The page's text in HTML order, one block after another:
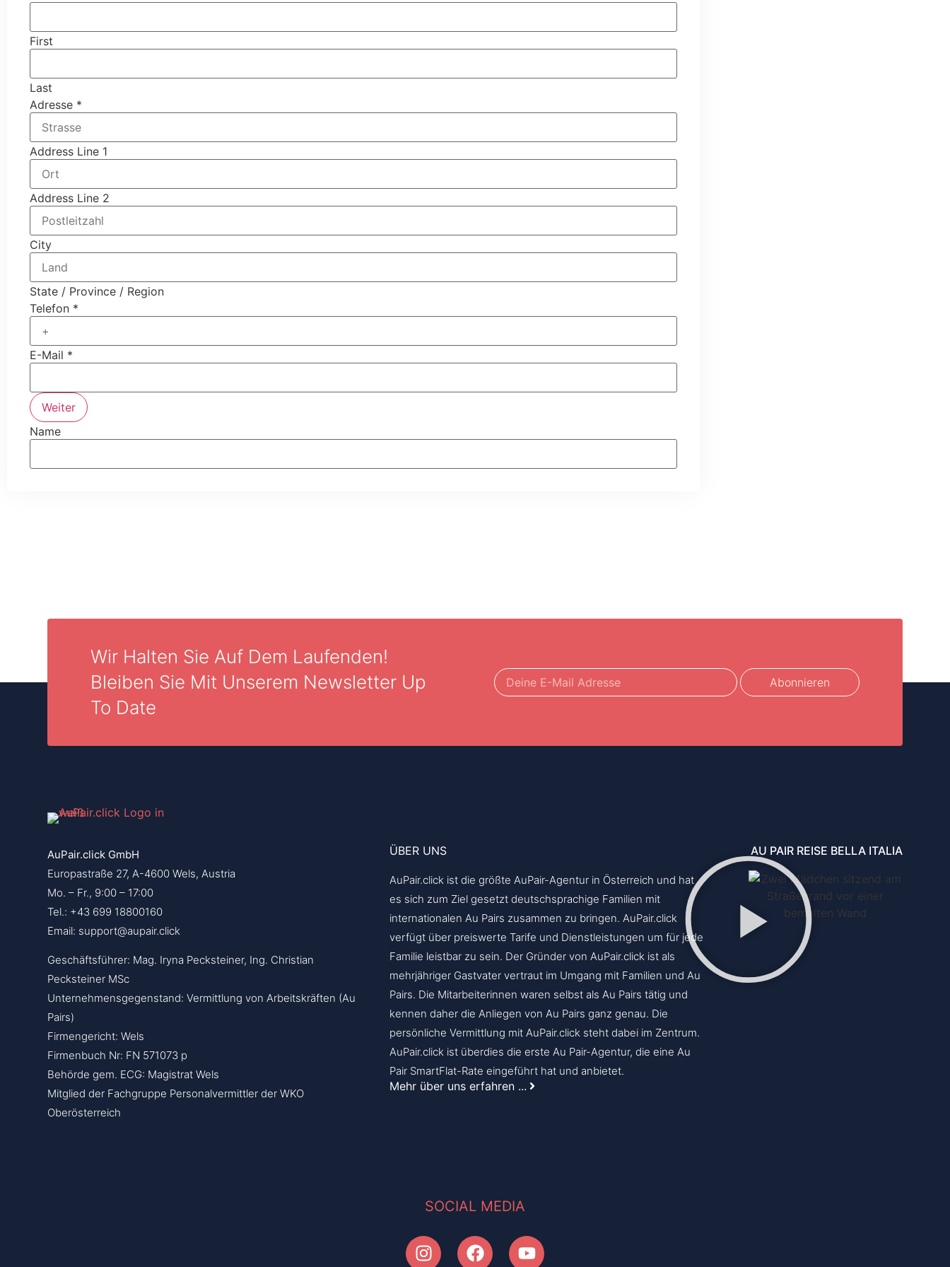
First
Last
Adresse *
Address Line 1
Address Line 2
City
State / Province / Region
Telefon *
E-Mail *
Weiter
Name
Wir Halten Sie Auf Dem Laufenden!
Bleiben Sie Mit Unserem Newsletter Up
To Date
Abonnieren
AuPair.click GmbH
Europastraße 27, A-4600 Wels, Austria
Mo. – Fr., 9:00 – 17:00
Tel.: +43 699 18800160
Email: support@aupair.click
Geschäftsführer: Mag. Iryna Pecksteiner, Ing. Christian
Pecksteiner MSc
Unternehmensgegenstand: Vermittlung von Arbeitskräften (Au
Pairs)
Firmengericht: Wels
Firmenbuch Nr: FN 571073 p
Behörde gem. ECG: Magistrat Wels
Mitglied der Fachgruppe Personalvermittler der WKO
Oberösterreich
ÜBER UNS
AuPair.click ist die größte AuPair-Agentur in Österreich und hat
es sich zum Ziel gesetzt deutschsprachige Familien mit
internationalen Au Pairs zusammen zu bringen. AuPair.click
verfügt über preiswerte Tarife und Dienstleistungen um für jede
Familie leistbar zu sein. Der Gründer von AuPair.click ist als
mehrjähriger Gastvater vertraut im Umgang mit Familien und Au
Pairs. Die Mitarbeiterinnen waren selbst als Au Pairs tätig und
kennen daher die Anliegen von Au Pairs ganz genau. Die
persönliche Vermittlung mit AuPair.click steht dabei im Zentrum.
AuPair.click ist überdies die erste Au Pair-Agentur, die eine Au
Pair SmartFlat-Rate eingeführt hat und anbietet.
Mehr über uns erfahren ...
AU PAIR REISE BELLA ITALIA
SOCIAL MEDIA